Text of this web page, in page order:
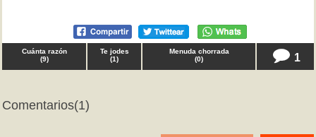
Cuánta razón
(9)
Te jodes
(1)
Menuda chorrada
(0) 1
Comentarios(1)